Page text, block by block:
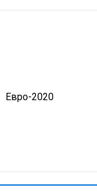
Евро-2020